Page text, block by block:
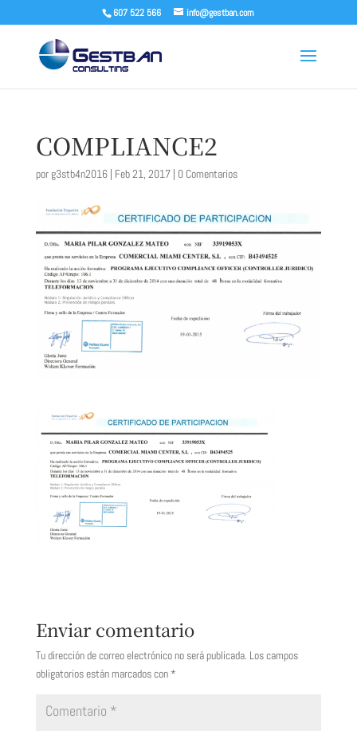
607 522 566 info@gestban.com
COMPLIANCE2
por g3stb4n2016| Feb 21, 2017| 0 Comentarios
Enviar comentario
Tu dirección de correo electrónico no será publicada. Los campos
obligatorios están marcados con *